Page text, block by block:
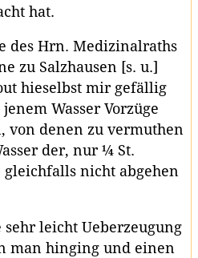
hat.
des Hrn. Medizinalraths
zu Salzhausen [s. u.]
hieselbst mir gefällig
Wasser Vorzüge
von denen zu vermuthen
der, nur ¼ St.
nicht abgehen
leicht Ueberzeugung
man hinging und einen